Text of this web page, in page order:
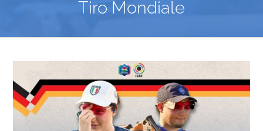
Tiro Mondiale
immagine